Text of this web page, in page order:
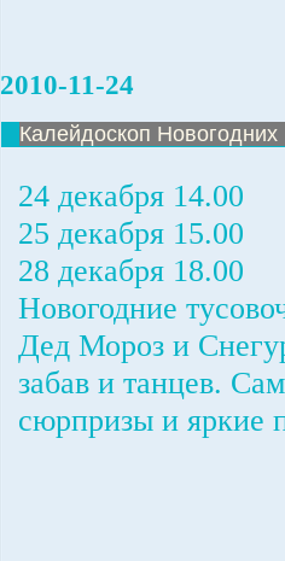
2010-11-24
Калейдоскоп
24 декабря 14.00
25 декабря 15.00
28 декабря 18.00
Новогодние
Дед Мороз и
забав и танцев.
сюрпризы и яркие